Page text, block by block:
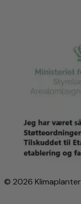
© 2026 Klimaplanter